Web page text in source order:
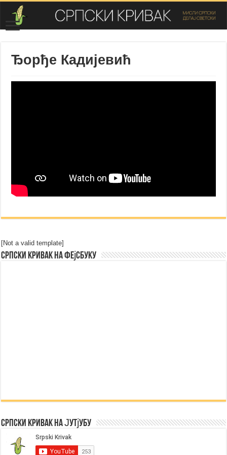
Ђорђе Кадијевић
[Not a valid template]
Српски Кривак на Фејсбуку
Српски Кривак на Јутјубу